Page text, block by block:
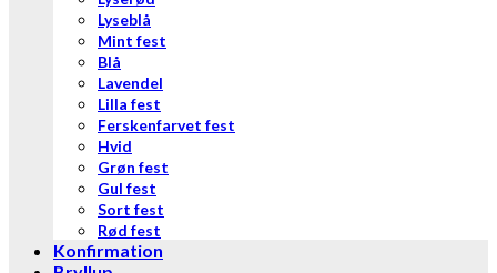
Lyseblå
Mint fest
Blå
Lavendel
Lilla fest
Ferskenfarvet fest
Hvid
Grøn fest
Gul fest
Sort fest
Rød fest
Konfirmation